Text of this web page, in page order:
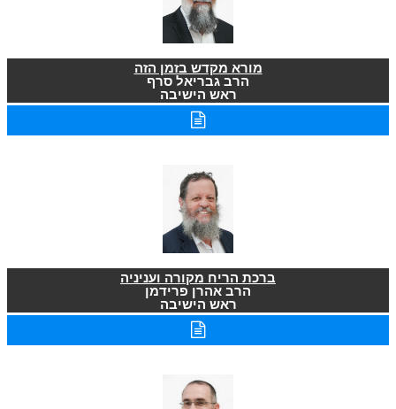
מורא מקדש בזמן הזה
הרב גבריאל סרף
ראש הישיבה
ברכת הריח מקורה ועניניה
הרב אהרן פרידמן
ראש הישיבה